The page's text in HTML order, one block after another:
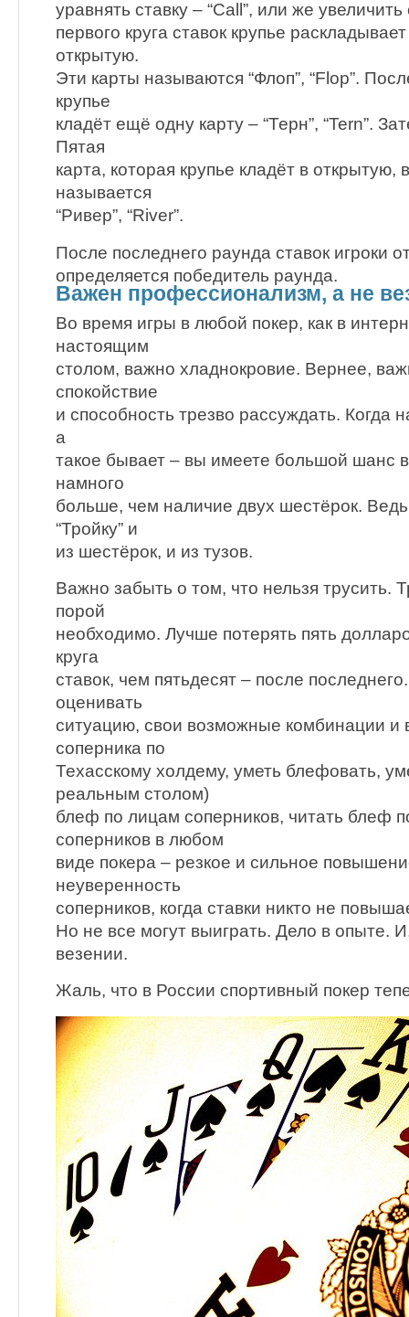
уравнять ставку – “Call”, или же
первого круга ставок крупье
открытую.
Эти карты называются “Флоп”, “Flop”.
крупье
кладёт ещё одну карту – “Терн”, “Tern”.
Пятая
карта, которая крупье кладёт в
называется
“Ривер”, “River”.
После последнего раунда ставок игроки
определяется победитель раунда.
Важен профессионализм, а не
Во время игры в любой покер, как в
настоящим
столом, важно хладнокровие. Вернее,
спокойствие
и способность трезво рассуждать. Когда
а
такое бывает – вы имеете большой шанс
намного
больше, чем наличие двух шестёрок.
“Тройку” и
из шестёрок, и из тузов.
Важно забыть о том, что нельзя трусить.
порой
необходимо. Лучше потерять пять
круга
ставок, чем пятьдесят – после
оценивать
ситуацию, свои возможные комбинации
соперника по
Техасскому холдему, уметь блефовать,
реальным столом)
блеф по лицам соперников, читать блеф
соперников в любом
виде покера – резкое и сильное
неуверенность
соперников, когда ставки никто не
Но не все могут выиграть. Дело в опыте.
везении.
Жаль, что в России спортивный покер